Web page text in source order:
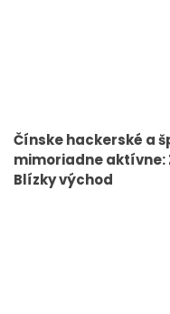
Čínske hackerské a
mimoriadne aktívne:
Blízky východ